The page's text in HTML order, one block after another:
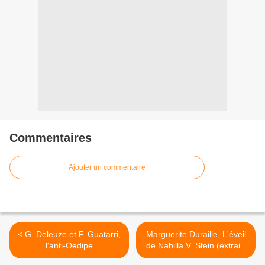
Commentaires
Ajouter un commentaire
< G. Deleuze et F. Guatarri,
l'anti-Oedipe
Marguerite Duraille, L'éveil
de Nabilla V. Stein (extrait)
>